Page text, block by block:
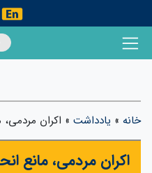
خانه » یادداشت » اکران مردمی،
اکران مردمی، مانع